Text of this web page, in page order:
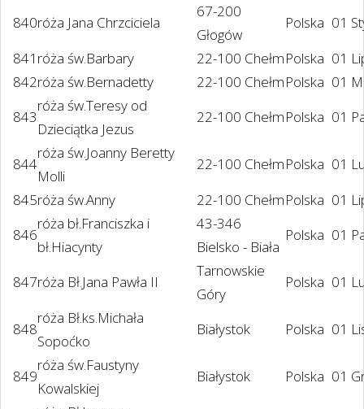
840róża Jana Chrzciciela
67-200
Głogów
Polska 01
841 róża św.Barbary 22-100 ChełmPolska 01
842róża św.Bernadetty 22-100 ChełmPolska 01
843
róża św.Teresy od
Dzieciątka Jezus
22-100 ChełmPolska 01
844
róża św.Joanny Beretty
Molli
22-100 ChełmPolska 01
845róża św.Anny 22-100 ChełmPolska 01
846
róża bł.Franciszka i
bł.Hiacynty
43-346
Bielsko - Biała
Polska 01
847róża Bł.Jana Pawła II
Tarnowskie
Góry
Polska 01
848
róża Bł.ks.Michała
Sopoćko
Białystok Polska 01
849
róża św.Faustyny
Kowalskiej
Białystok Polska 01